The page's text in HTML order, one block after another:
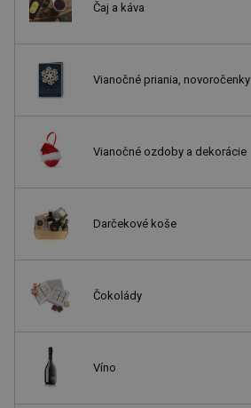
Čaj a káva
Vianočné priania, novoročenky
Vianočné ozdoby a dekorácie
Darčekové koše
Čokolády
Víno